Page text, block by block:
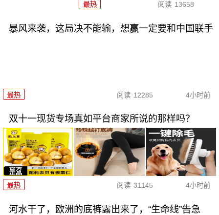
最热 阅读 13658
暴风来袭，这局决不能输，想赢一定要和中国联手
最热 阅读 12285 4小时前
双十一现货专场真如平台商家所说的那样吗？
最热 阅读 31145 4小时前
河水干了，欧洲的底裤露出来了，“生命线”告急